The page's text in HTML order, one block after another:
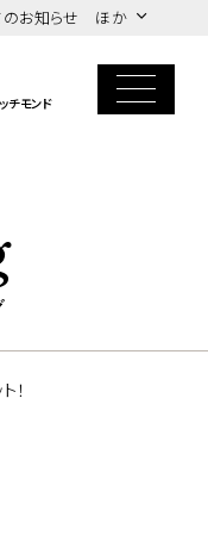
お知らせ ほか
チモンド
！